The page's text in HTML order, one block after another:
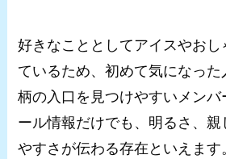
好きなこととしてアイスやお
ているため、初めて気になった
柄の入口を見つけやすいメンバ
ール情報だけでも、明るさ、親
やすさが伝わる存在といえます